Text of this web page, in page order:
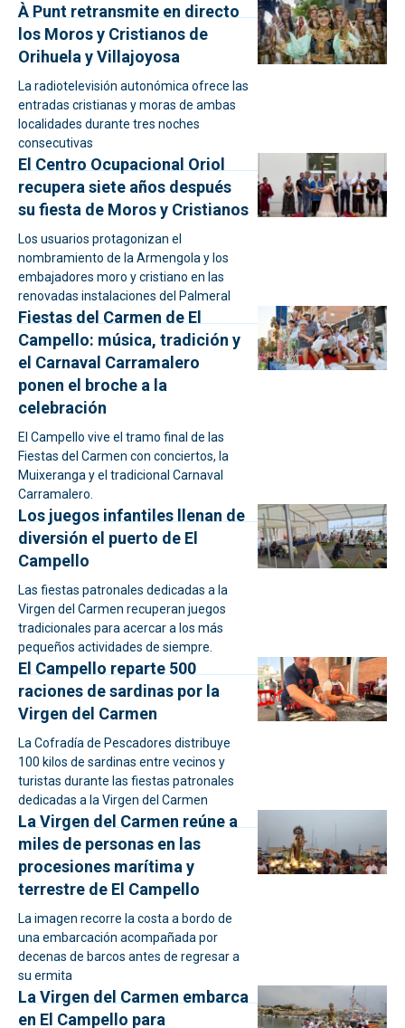
À Punt retransmite en directo
los Moros y Cristianos de
Orihuela y Villajoyosa
La radiotelevisión autonómica ofrece las
entradas cristianas y moras de ambas
localidades durante tres noches
consecutivas
El Centro Ocupacional Oriol
recupera siete años después
su fiesta de Moros y Cristianos
Los usuarios protagonizan el
nombramiento de la Armengola y los
embajadores moro y cristiano en las
renovadas instalaciones del Palmeral
Fiestas del Carmen de El
Campello: música, tradición y
el Carnaval Carramalero
ponen el broche a la
celebración
El Campello vive el tramo final de las
Fiestas del Carmen con conciertos, la
Muixeranga y el tradicional Carnaval
Carramalero.
Los juegos infantiles llenan de
diversión el puerto de El
Campello
Las fiestas patronales dedicadas a la
Virgen del Carmen recuperan juegos
tradicionales para acercar a los más
pequeños actividades de siempre.
El Campello reparte 500
raciones de sardinas por la
Virgen del Carmen
La Cofradía de Pescadores distribuye
100 kilos de sardinas entre vecinos y
turistas durante las fiestas patronales
dedicadas a la Virgen del Carmen
La Virgen del Carmen reúne a
miles de personas en las
procesiones marítima y
terrestre de El Campello
La imagen recorre la costa a bordo de
una embarcación acompañada por
decenas de barcos antes de regresar a
su ermita
La Virgen del Carmen embarca
en El Campello para